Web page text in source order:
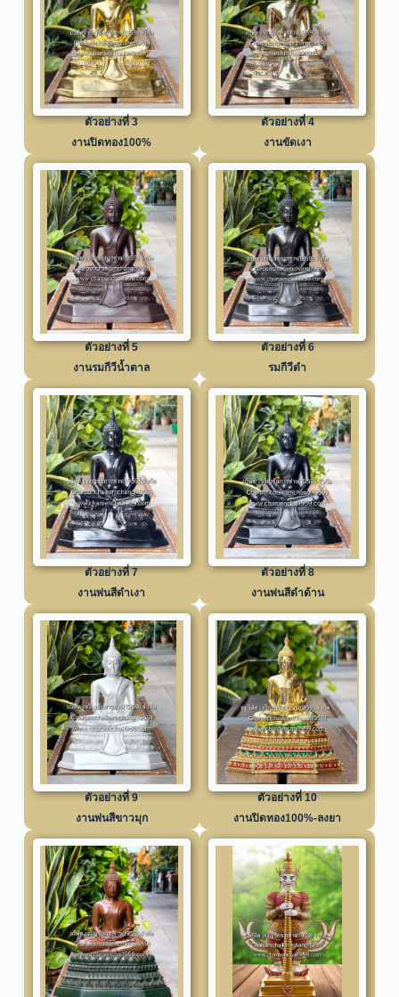
ตัวอย่างที่ 3
งานปิดทอง100%
ตัวอย่างที่ 4
งานขัดเงา
ตัวอย่างที่ 5
งานรมกีวีน้ำตาล
ตัวอย่างที่ 6
รมกีวีดำ
ตัวอย่างที่ 7
งานพ่นสีดำเงา
ตัวอย่างที่ 8
งานพ่นสีดำด้าน
ตัวอย่างที่ 9
งานพ่นสีขาวมุก
ตัวอย่างที่ 10
งานปิดทอง100%-ลงยา